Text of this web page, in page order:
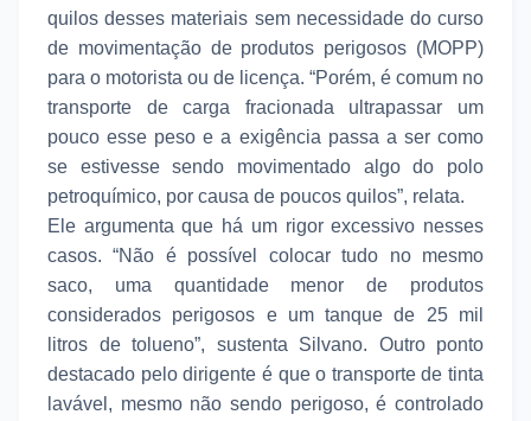
quilos desses materiais sem necessidade do curso
de movimentação de produtos perigosos (MOPP)
para o motorista ou de licença. “Porém, é comum no
transporte de carga fracionada ultrapassar um
pouco esse peso e a exigência passa a ser como
se estivesse sendo movimentado algo do polo
petroquímico, por causa de poucos quilos”, relata.
Ele argumenta que há um rigor excessivo nesses
casos. “Não é possível colocar tudo no mesmo
saco, uma quantidade menor de produtos
considerados perigosos e um tanque de 25 mil
litros de tolueno”, sustenta Silvano. Outro ponto
destacado pelo dirigente é que o transporte de tinta
lavável, mesmo não sendo perigoso, é controlado